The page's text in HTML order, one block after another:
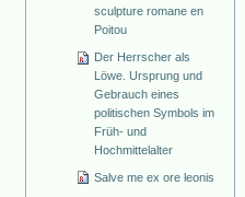
sculpture romane en
Poitou
Der Herrscher als
Löwe. Ursprung und
Gebrauch eines
politischen Symbols im
Früh- und
Hochmittelalter
Salve me ex ore leonis